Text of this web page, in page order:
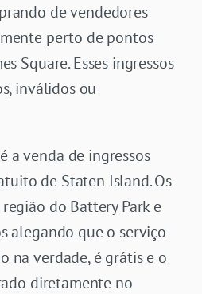
de vendedores
perto de pontos
Square. Esses ingressos
inválidos ou
a venda de ingressos
de Staten Island. Os
do Battery Park e
alegando que o serviço
na verdade, é grátis e o
diretamente no